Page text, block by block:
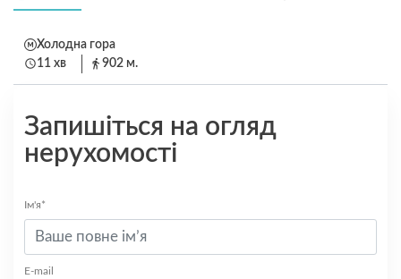
Холодна гора
11 хв
902 м.
Запишіться на огляд
нерухомості
Ім'я*
E-mail